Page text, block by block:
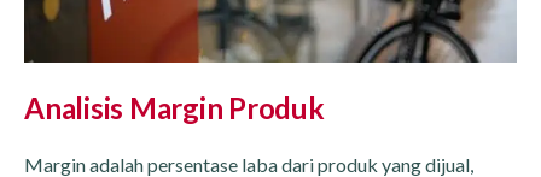
Analisis Margin Produk
Margin adalah persentase laba dari produk yang dijual,